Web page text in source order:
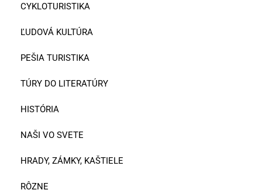
CYKLOTURISTIKA
ĽUDOVÁ KULTÚRA
PEŠIA TURISTIKA
TÚRY DO LITERATÚRY
HISTÓRIA
NAŠI VO SVETE
HRADY, ZÁMKY, KAŠTIELE
RÔZNE